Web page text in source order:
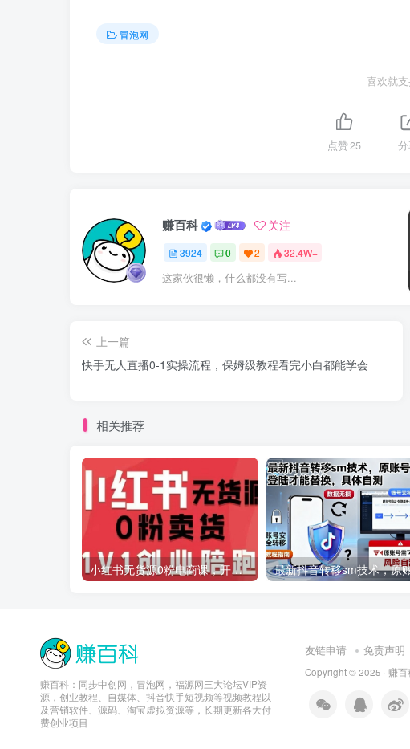
冒泡网
喜欢就
点赞25
赚百科 关注
3924 0 2 32.4W+
这家伙很懒，什么都没有写...
上一篇
快手无人直播0-1实操流程，保姆级教程看完小白都能学会
相关推荐
小红书无货源0粉电商课，开店准备、选品策略、笔记撰写、视频剪辑、数据分析、账号打造、资料文档(更新26年2月)
赚百科：同步中创网，冒泡网，福源网三大论坛VIP资
源，创业教程、自媒体、抖音快手短视频等视频教程以
及营销软件、源码、淘宝虚拟资源等，长期更新各大付
费创业项目
友链申请 免责声明
Copyright © 2025 · 赚百